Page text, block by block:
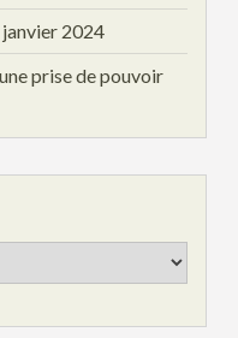
janvier 2024
prise de pouvoir